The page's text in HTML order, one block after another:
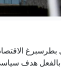
بالفعل هدف